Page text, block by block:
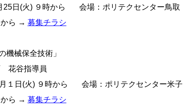
(火) ９時から 会場：ポリテクセンター鳥取
ら → 募集チラシ
械保全技術」
谷指導員
日(火) ９時から 会場：ポリテクセンター米子
ら → 募集チラシ